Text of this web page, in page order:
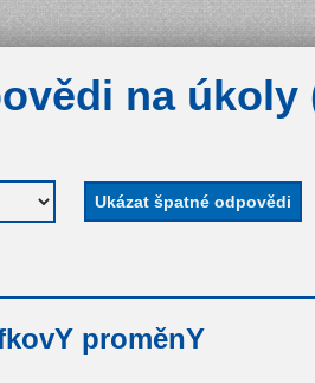
na úkoly
proměnY